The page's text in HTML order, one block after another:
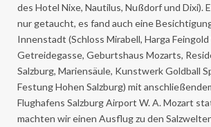
des Hotel Nixe, Nautilus, Nußdorf und Dixi).
nur getaucht, es fand auch eine
Innenstadt (Schloss Mirabell, Harga Feingold
Getreidegasse, Geburtshaus Mozarts,
Salzburg, Mariensäule, Kunstwerk Goldball
Festung Hohen Salzburg) mit
Flughafens Salzburg Airport W. A. Mozart
machten wir einen Ausflug zu den